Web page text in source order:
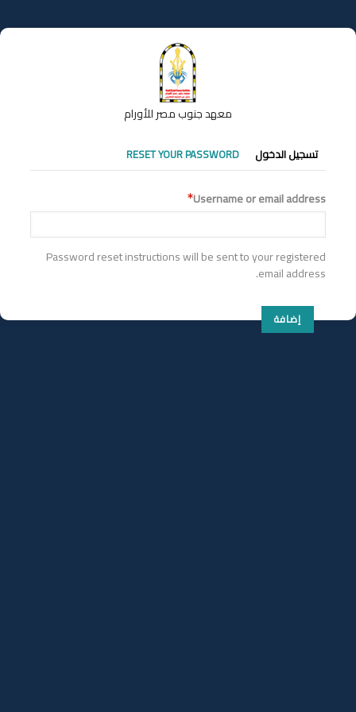
إلى
المحتوى
معهد جنوب مصر للأورام
التبويبات
الأساسية
تسجيل الدخول RESET YOUR PASSWORD
Username or email address
Password reset instructions will be sent to your registered
email address.